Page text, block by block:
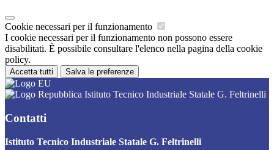
Cookie necessari per il funzionamento
I cookie necessari per il funzionamento non possono essere
disabilitati. È possibile consultare l'elenco nella pagina della cookie
policy.
Accetta tutti Salva le preferenze
Istituto Tecnico Industriale Statale G. Feltrinelli
Contatti
Istituto Tecnico Industriale Statale G. Feltrinelli